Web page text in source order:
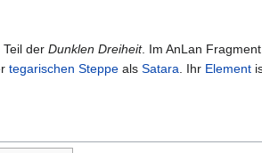
der Dunklen Dreiheit. Im AnLan
tegarischen Steppe als Satara. Ihr Element